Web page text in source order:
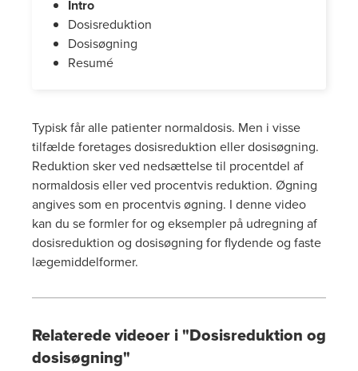
Intro
Dosisreduktion
Dosisøgning
Resumé
Typisk får alle patienter normaldosis. Men i visse
tilfælde foretages dosisreduktion eller dosisøgning.
Reduktion sker ved nedsættelse til procentdel af
normaldosis eller ved procentvis reduktion. Øgning
angives som en procentvis øgning. I denne video
kan du se formler for og eksempler på udregning af
dosisreduktion og dosisøgning for flydende og faste
lægemiddelformer.
Relaterede videoer i "Dosisreduktion og
dosisøgning"